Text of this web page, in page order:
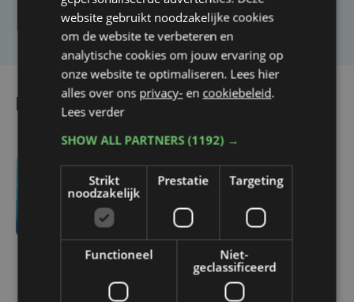
Laat het ons weten
Lees ook
3 uur geleden
Roesbrugge: politie moet
tussenkomen na
agressief gedrag
bestuurder
website gebruikt noodzakelijke cookies
om de website te verbeteren en
analytische cookies om jouw ervaring op
onze website te optimaliseren. Lees hier
alles over ons privacy- en cookiebeleid.
Lees verder
SHOW ALL PARTNERS(1192) →
Strikt
noodzakelijk
Prestatie Targeting
Functioneel
Niet-
geclassificeerd